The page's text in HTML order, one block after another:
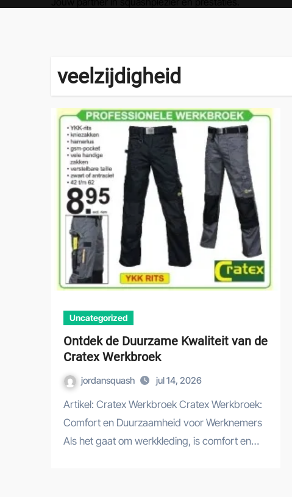
veelzijdigheid
Uncategorized
Ontdek de Duurzame Kwaliteit van de
Cratex Werkbroek
jordansquash jul 14, 2026
Artikel: Cratex Werkbroek Cratex Werkbroek:
Comfort en Duurzaamheid voor Werknemers
Als het gaat om werkkleding, is comfort en…